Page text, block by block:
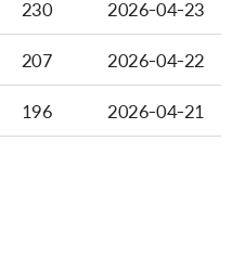
230
2026-04-23
207
2026-04-22
196
2026-04-21